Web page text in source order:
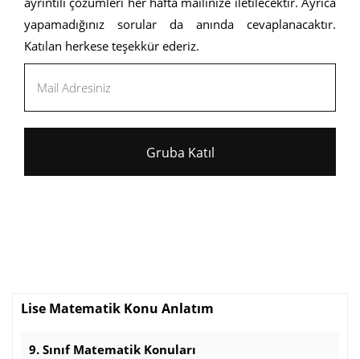
yapamadığınız sorular da anında cevaplanacaktır.
Katılan herkese teşekkür ederiz.
Gruba Katıl
Lise Matematik Konu Anlatım
9. Sınıf Matematik Konuları